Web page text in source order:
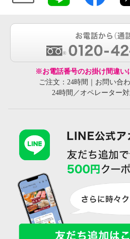
※お電話番号のお掛け間違い
ご注文：24時間｜お問い合
24時間／オペレーター